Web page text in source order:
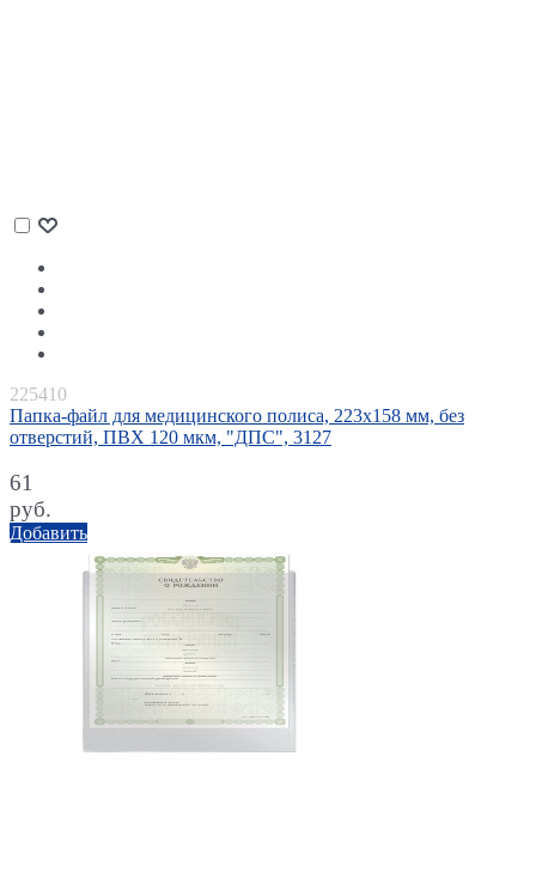
225410
Папка-файл для медицинского полиса, 223х158 мм, без
отверстий, ПВХ 120 мкм, "ДПС", 3127
61
руб.
Добавить